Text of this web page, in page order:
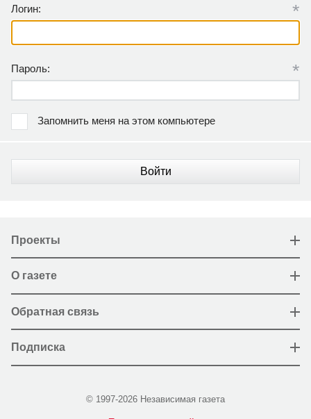
Логин: *
Пароль: *
Запомнить меня на этом компьютере
Войти
Проекты
О газете
Обратная связь
Подписка
© 1997-2026 Независимая газета